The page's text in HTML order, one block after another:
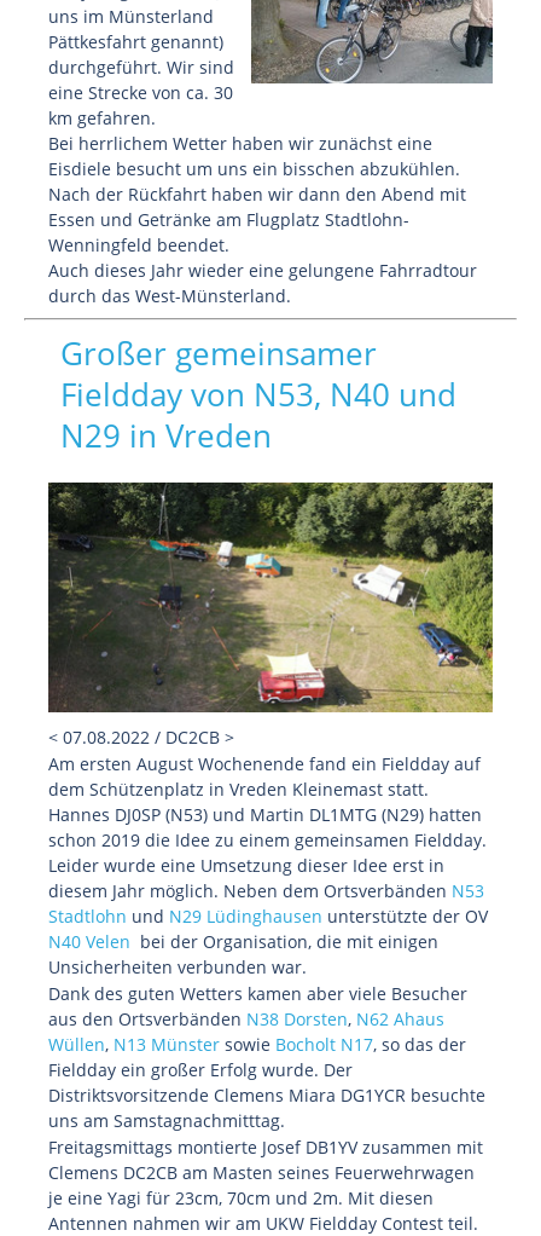
uns im Münsterland
Pättkesfahrt genannt)
durchgeführt. Wir sind
eine Strecke von ca. 30
km gefahren.
Bei herrlichem Wetter haben wir zunächst eine
Eisdiele besucht um uns ein bisschen abzukühlen.
Nach der Rückfahrt haben wir dann den Abend mit
Essen und Getränke am Flugplatz Stadtlohn-
Wenningfeld beendet.
Auch dieses Jahr wieder eine gelungene Fahrradtour
durch das West-Münsterland.
Großer gemeinsamer
Fieldday von N53, N40 und
N29 in Vreden
< 07.08.2022 / DC2CB >
Am ersten August Wochenende fand ein Fieldday auf
dem Schützenplatz in Vreden Kleinemast statt.
Hannes DJ0SP (N53) und Martin DL1MTG (N29) hatten
schon 2019 die Idee zu einem gemeinsamen Fieldday.
Leider wurde eine Umsetzung dieser Idee erst in
diesem Jahr möglich. Neben dem Ortsverbänden N53
Stadtlohn und N29 Lüdinghausen unterstützte der OV
N40 Velen bei der Organisation, die mit einigen
Unsicherheiten verbunden war.
Dank des guten Wetters kamen aber viele Besucher
aus den Ortsverbänden N38 Dorsten, N62 Ahaus
Wüllen, N13 Münster sowie Bocholt N17, so das der
Fieldday ein großer Erfolg wurde. Der
Distriktsvorsitzende Clemens Miara DG1YCR besuchte
uns am Samstagnachmitttag.
Freitagsmittags montierte Josef DB1YV zusammen mit
Clemens DC2CB am Masten seines Feuerwehrwagen
je eine Yagi für 23cm, 70cm und 2m. Mit diesen
Antennen nahmen wir am UKW Fieldday Contest teil.